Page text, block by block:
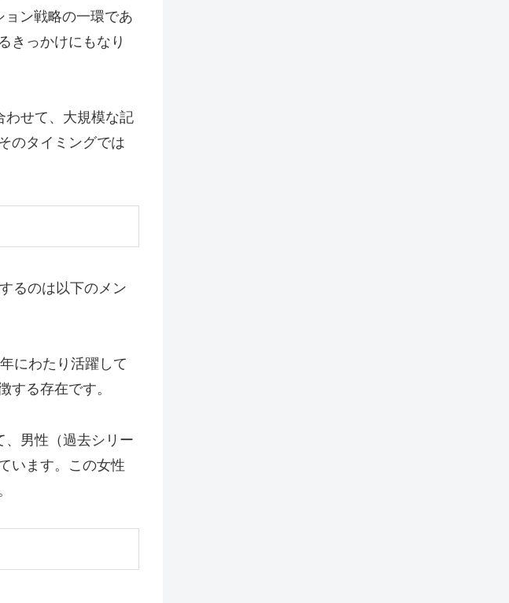
ン戦略の一環であ
きっかけにもなり
わせて、大規模な記
のタイミングでは
るのは以下のメン
にわたり活躍して
する存在です。
、男性（過去シリー
います。この女性